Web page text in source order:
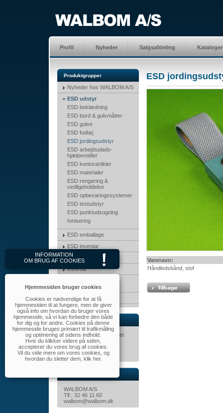
Profil Nyheder Salgsafdeling Kataloger
Produktgrupper
Nyheder hos WALBOM A/S
ESD udstyr
ESD beklædning
ESD bord & gulvmåtter
ESD gulve
ESD fodtøj
ESD jordingsudstyr
ESD arbejdsplads-
hjælpemidler
ESD kontorartikler
ESD materialer
ESD rengøring &
vedligeholdelse
ESD opbevaringssystemer
ESD testudstyr
ESD punktudsugning
Ionisering
ESD emballage
ESD inventar
3M Produkter
Inventar
opbevaringskasser
MayTec
Nyhedsbrev
Tilmeld dig nyhedsbrevet
her.
WALBOM A/S
Tlf.: 32 46 11 60
walbom@walbom.dk
ESD
Varenavn:
Håndledsbånd, stof
INFORMATION
OM BRUG AF COOKIES
Hjemmesiden bruger cookies
Cookies er nødvendige for at få
hjemmesiden til at fungere, men de giver
også info om hvordan du bruger vores
hjemmeside, så vi kan forbedre den både
for dig og for andre. Cookies på denne
hjemmeside bruges primært til trafikmåling
og optimering af sidens indhold.
Hvis du klikker videre på siden,
accepterer du vores brug af cookies.
Vil du vide mere om vores cookies, og
hvordan du sletter dem, klik her.